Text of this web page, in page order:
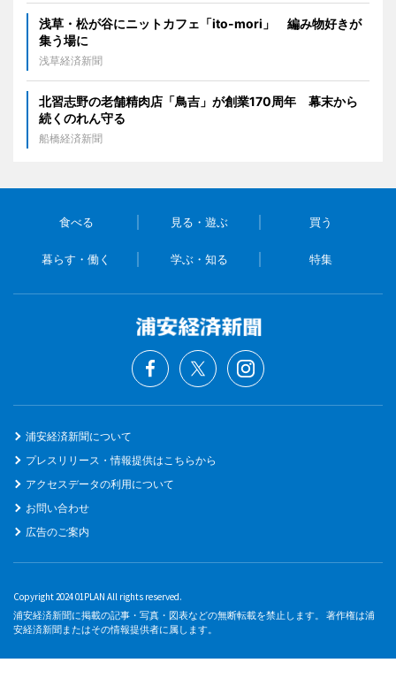
浅草・松が谷にニットカフェ「ito-mori」 編み物好きが
集う場に
浅草経済新聞
北習志野の老舗精肉店「鳥吉」が創業170周年 幕末から
続くのれん守る
船橋経済新聞
食べる 見る・遊ぶ 買う
暮らす・働く 学ぶ・知る 特集
浦安経済新聞について
プレスリリース・情報提供はこちらから
アクセスデータの利用について
お問い合わせ
広告のご案内
Copyright 2024 01PLAN All rights reserved.
浦安経済新聞に掲載の記事・写真・図表などの無断転載を禁止します。 著作権は浦
安経済新聞またはその情報提供者に属します。